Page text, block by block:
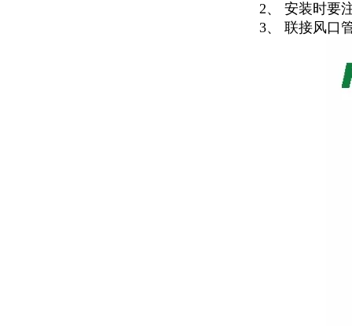
2、 安装时要
3、 联接风口